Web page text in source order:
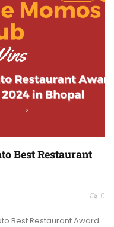
Best Restaurant
0
Best Restaurant Award